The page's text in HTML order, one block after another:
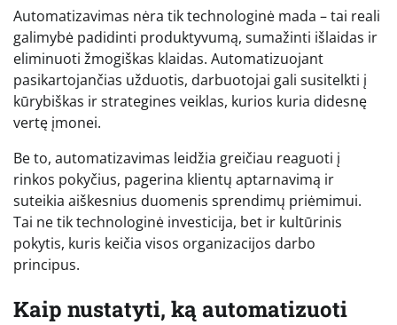
Automatizavimas nėra tik technologinė mada – tai reali
galimybė padidinti produktyvumą, sumažinti išlaidas ir
eliminuoti žmogiškas klaidas. Automatizuojant
pasikartojančias užduotis, darbuotojai gali susitelkti į
kūrybiškas ir strategines veiklas, kurios kuria didesnę
vertę įmonei.
Be to, automatizavimas leidžia greičiau reaguoti į
rinkos pokyčius, pagerina klientų aptarnavimą ir
suteikia aiškesnius duomenis sprendimų priėmimui.
Tai ne tik technologinė investicija, bet ir kultūrinis
pokytis, kuris keičia visos organizacijos darbo
principus.
Kaip nustatyti, ką automatizuoti